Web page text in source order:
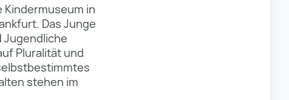
Kindermuseum in
Das Junge
Jugendliche
Pluralität und
stehen im